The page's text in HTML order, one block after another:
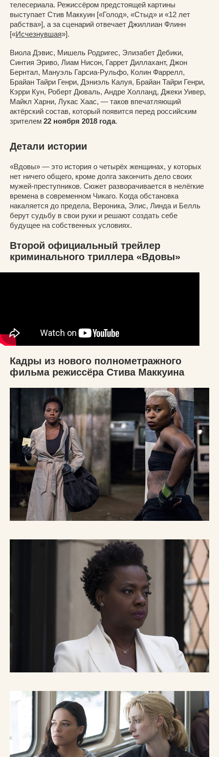
телесериала. Режиссёром предстоящей картины
выступает Стив Маккуин [«Голод», «Стыд» и «12 лет
рабства»], а за сценарий отвечает Джиллиан Флинн
[«Исчезнувшая»].
Виола Дэвис, Мишель Родригес, Элизабет Дебики,
Синтия Эриво, Лиам Нисон, Гаррет Диллахант, Джон
Бернтал, Мануэль Гарсиа-Рульфо, Колин Фаррелл,
Брайан Тайри Генри, Дэниэль Калуя, Брайан Тайри Генри,
Кэрри Кун, Роберт Дюваль, Андре Холланд, Джеки Уивер,
Майкл Харни, Лукас Хаас, — таков впечатляющий
актёрский состав, который появится перед российским
зрителем 22 ноября 2018 года.
Детали истории
«Вдовы» — это история о четырёх женщинах, у которых
нет ничего общего, кроме долга закончить дело своих
мужей-преступников. Сюжет разворачивается в нелёгкие
времена в современном Чикаго. Когда обстановка
накаляется до предела, Вероника, Элис, Линда и Белль
берут судьбу в свои руки и решают создать себе
будущее на собственных условиях.
Второй официальный трейлер
криминального триллера «Вдовы»
Кадры из нового полнометражного
фильма режиссёра Стива Маккуина